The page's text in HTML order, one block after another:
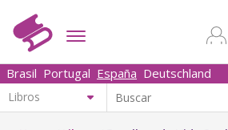
Brasil Portugal España Deutschland